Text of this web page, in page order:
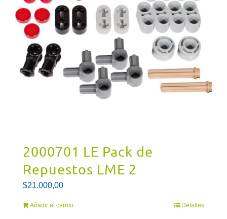
2000701 LE Pack de
Repuestos LME 2
$21.000,00
Añadir al carrito Detalles